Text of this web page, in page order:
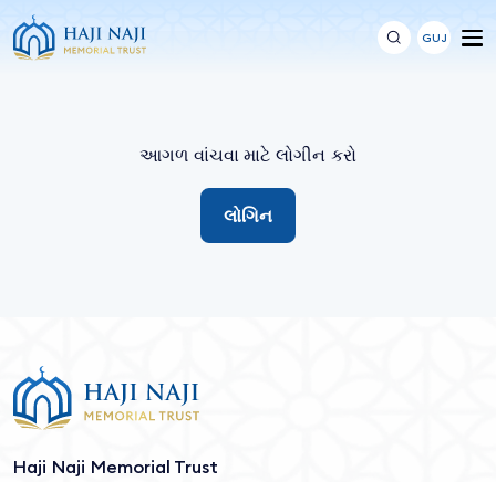
GUJ
આગળ વાંચવા માટે લોગીન કરો
લોગિન
Haji Naji Memorial Trust